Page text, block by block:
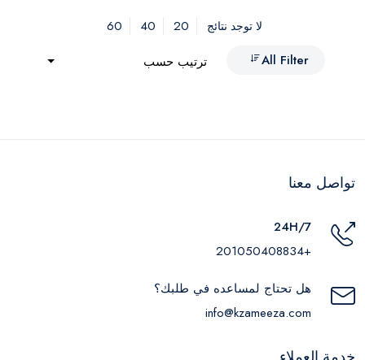
لا توجد نتائج 20
40
60
All Filter
ترتيب حسب
تواصل معنا
24H/7
+201050408834
هل تحتاج لمساعده في طلبك؟
info@kzameeza.com